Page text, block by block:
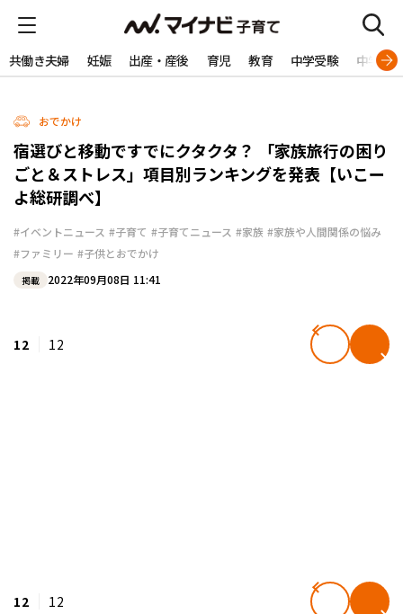
共働き夫婦 妊娠 出産・産後 育児 教育 中学受験 中学生
おでかけ
宿選びと移動ですでにクタクタ？ 「家族旅行の困り
ごと＆ストレス」項目別ランキングを発表【いこー
よ総研調べ】
#イベントニュース #子育て #子育てニュース #家族 #家族や人間関係の悩み
#ファミリー #子供とおでかけ
掲載 2022年09月08日 11:41
12 12
12 12